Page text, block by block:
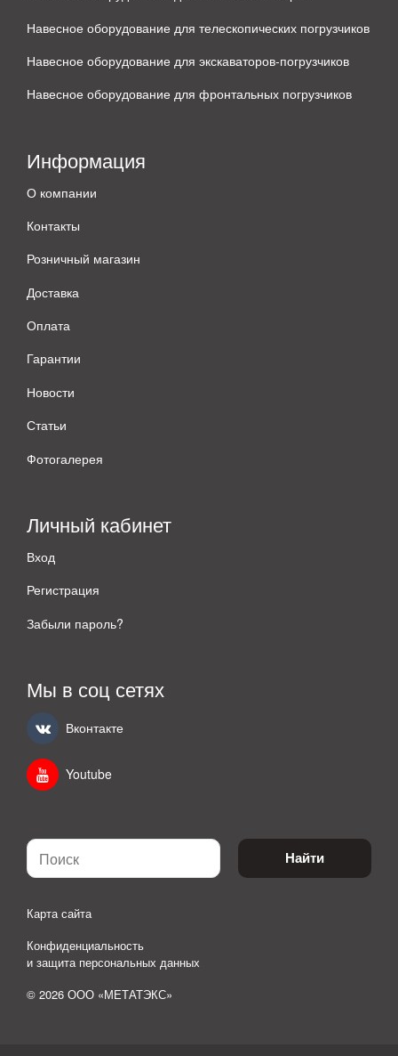
Навесное оборудование для телескопических погрузчиков
Навесное оборудование для экскаваторов-погрузчиков
Навесное оборудование для фронтальных погрузчиков
Информация
О компании
Контакты
Розничный магазин
Доставка
Оплата
Гарантии
Новости
Статьи
Фотогалерея
Личный кабинет
Вход
Регистрация
Забыли пароль?
Мы в соц сетях
Вконтакте
Youtube
Найти
Карта сайта
Конфиденциальность
и защита персональных данных
© 2026 ООО «МЕТАТЭКС»